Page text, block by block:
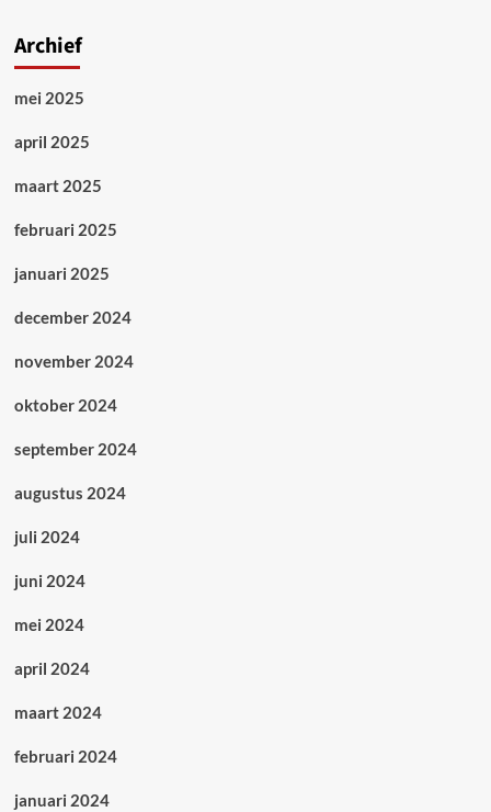
Archief
mei 2025
april 2025
maart 2025
februari 2025
januari 2025
december 2024
november 2024
oktober 2024
september 2024
augustus 2024
juli 2024
juni 2024
mei 2024
april 2024
maart 2024
februari 2024
januari 2024